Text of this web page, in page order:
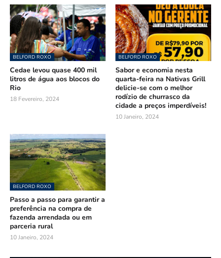
BELFORD ROXO
Cedae levou quase 400 mil
litros de água aos blocos do
Rio
18 Fevereiro, 2024
BELFORD ROXO
Sabor e economia nesta
quarta-feira na Nativas Grill
delicie-se com o melhor
rodízio de churrasco da
cidade a preços imperdíveis!
10 Janeiro, 2024
BELFORD ROXO
Passo a passo para garantir a
preferência na compra de
fazenda arrendada ou em
parceria rural
10 Janeiro, 2024